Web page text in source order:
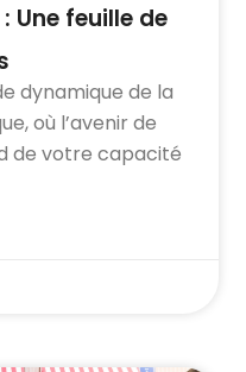
Une feuille de
dynamique de la
où l’avenir de
de votre capacité